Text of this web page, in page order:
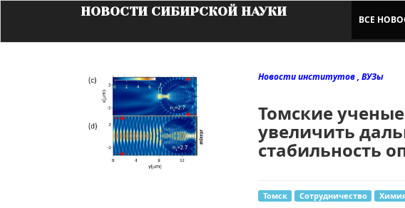
НОВОСТИ СИБИРСКОЙ НАУКИ
ВСЕ
Новости институтов , ВУЗы
Томские
увеличить
стабильность
Томск Сотрудничество